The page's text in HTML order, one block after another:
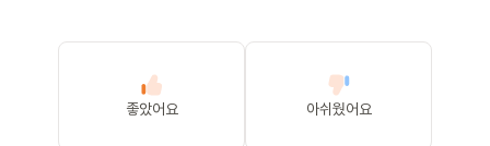
좋았어요 아쉬웠어요